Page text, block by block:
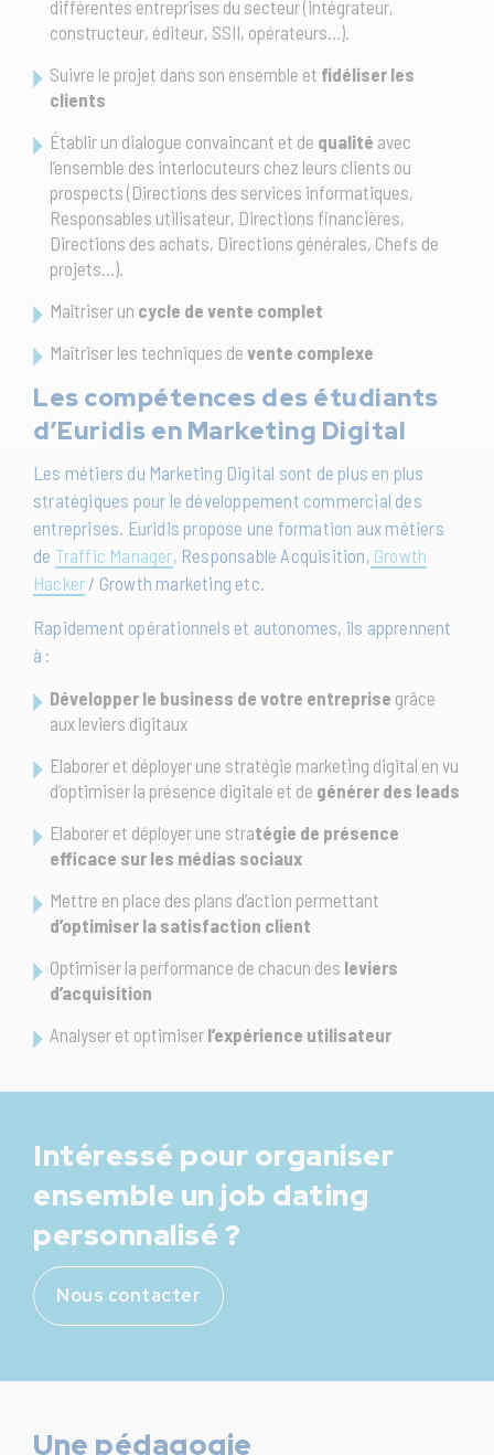
différentes entreprises du secteur (intégrateur,
constructeur, éditeur, SSII, opérateurs…).
Suivre le projet dans son ensemble et fidéliser les
clients
Établir un dialogue convaincant et de qualité avec
l’ensemble des interlocuteurs chez leurs clients ou
prospects (Directions des services informatiques,
Responsables utilisateur, Directions financières,
Directions des achats, Directions générales, Chefs de
projets…).
Maîtriser un cycle de vente complet
Maîtriser les techniques de vente complexe
Les compétences des étudiants
d’Euridis en Marketing Digital
Les métiers du Marketing Digital sont de plus en plus
stratégiques pour le développement commercial des
entreprises. Euridis propose une formation aux métiers
de Traffic Manager, Responsable Acquisition, Growth
Hacker / Growth marketing etc.
Rapidement opérationnels et autonomes, ils apprennent
à :
Développer le business de votre entreprise grâce
aux leviers digitaux
Elaborer et déployer une stratégie marketing digital en vu
d’optimiser la présence digitale et de générer des leads
Elaborer et déployer une stratégie de présence
efficace sur les médias sociaux
Mettre en place des plans d’action permettant
d’optimiser la satisfaction client
Optimiser la performance de chacun des leviers
d’acquisition
Analyser et optimiser l’expérience utilisateur
Intéressé pour organiser
ensemble un job dating
personnalisé ?
Nous contacter
Une pédagogie